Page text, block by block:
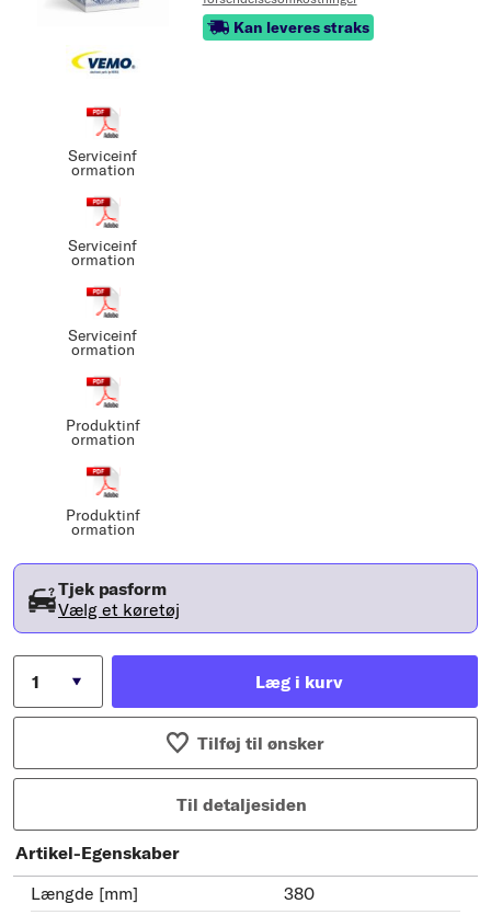
Serviceinf
ormation
Serviceinf
ormation
Serviceinf
ormation
Produktinf
ormation
Produktinf
ormation
Kan leveres straks
Tjek pasform
Vælg et køretøj
Læg i kurv
Tilføj til ønsker
Til detaljesiden
Artikel-Egenskaber
Længde [mm]
380